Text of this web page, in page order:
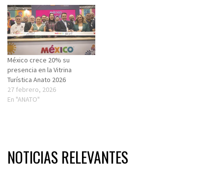
México crece 20% su
presencia en la Vitrina
Turística Anato 2026
27 febrero, 2026
En "ANATO"
NOTICIAS RELEVANTES